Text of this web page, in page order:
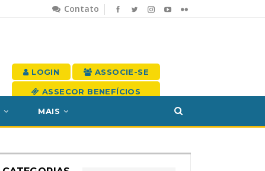
Contato
LOGIN ASSOCIE-SE
ASSECOR BENEFÍCIOS
MAIS